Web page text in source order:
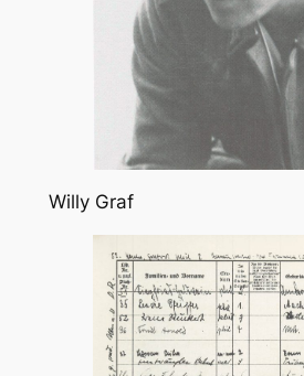
Willy Graf